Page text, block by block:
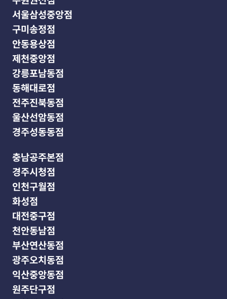
서울삼성중앙점
구미송정점
안동용상점
제천중앙점
강릉포남동점
동해대로점
전주진북동점
울산선암동점
경주성동동점
충남공주본점
경주시청점
인천구월점
화성점
대전중구점
천안동남점
부산연산동점
광주오치동점
익산중앙동점
원주단구점